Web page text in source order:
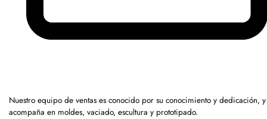
Nuestro equipo de ventas es conocido por su conocimiento y dedicación,
acompaña en moldes, vaciado, escultura y prototipado.